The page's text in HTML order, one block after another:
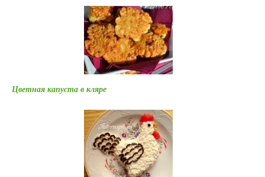
Цветная капуста в кляре